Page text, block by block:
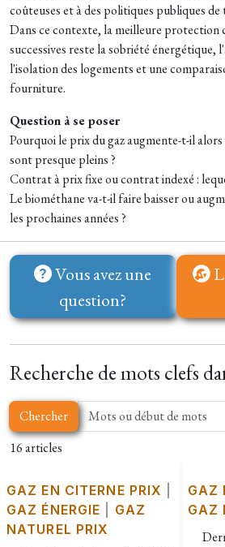
coûteuses et à des politiques publiques
Dans ce contexte, la meilleure protection
successives reste la sobriété énergétique,
l'isolation des logements et une
fourniture.
Question à se poser
Pourquoi le prix du gaz augmente-t-il
sont presque pleins ?
Contrat à prix fixe ou contrat indexé :
Le biométhane va-t-il faire baisser ou
les prochaines années ?
Vous avez une
question?
Recherche de mots clefs
Chercher
16 articles
GAZ EN CITERNE PRIX
GAZ ÉNERGIE
GAZ
NATUREL PRIX
GAZ
GAZ